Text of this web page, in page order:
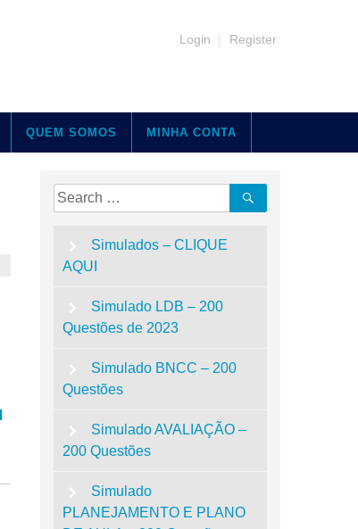
Login | Register
QUEM SOMOS MINHA CONTA
Search
for:
Simulados – CLIQUE
AQUI
Simulado LDB – 200
Questões de 2023
Simulado BNCC – 200
Questões
Simulado AVALIAÇÃO –
200 Questões
Simulado
PLANEJAMENTO E PLANO